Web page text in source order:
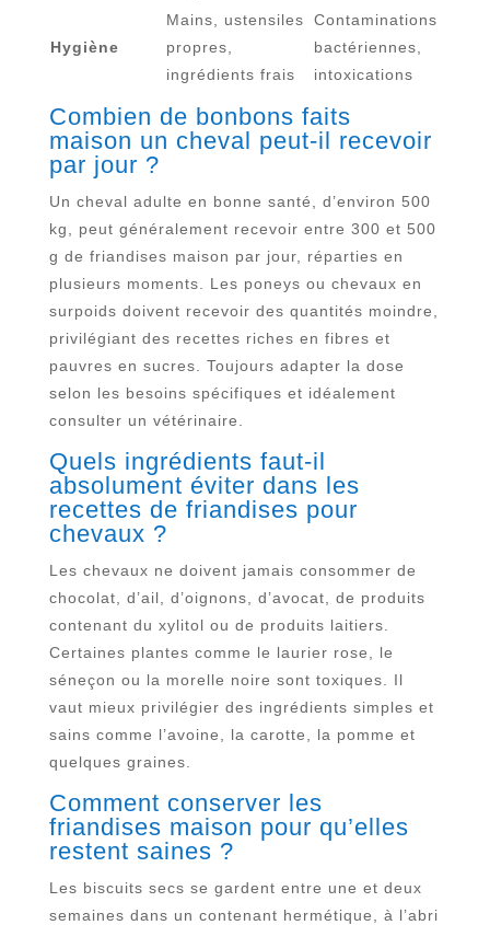
Hygiène
Mains, ustensiles
propres,
ingrédients frais
Contaminations
bactériennes,
intoxications
Combien de bonbons faits
maison un cheval peut-il recevoir
par jour ?
Un cheval adulte en bonne santé, d’environ 500
kg, peut généralement recevoir entre 300 et 500
g de friandises maison par jour, réparties en
plusieurs moments. Les poneys ou chevaux en
surpoids doivent recevoir des quantités moindre,
privilégiant des recettes riches en fibres et
pauvres en sucres. Toujours adapter la dose
selon les besoins spécifiques et idéalement
consulter un vétérinaire.
Quels ingrédients faut-il
absolument éviter dans les
recettes de friandises pour
chevaux ?
Les chevaux ne doivent jamais consommer de
chocolat, d’ail, d’oignons, d’avocat, de produits
contenant du xylitol ou de produits laitiers.
Certaines plantes comme le laurier rose, le
séneçon ou la morelle noire sont toxiques. Il
vaut mieux privilégier des ingrédients simples et
sains comme l’avoine, la carotte, la pomme et
quelques graines.
Comment conserver les
friandises maison pour qu’elles
restent saines ?
Les biscuits secs se gardent entre une et deux
semaines dans un contenant hermétique, à l’abri